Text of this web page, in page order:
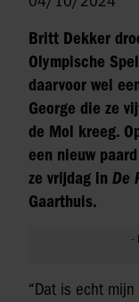
Britt Dekker
Olympische
daarvoor wel
George die ze
de Mol kreeg.
een nieuw
ze vrijdag in De
Gaarthuis.
“Dat is echt